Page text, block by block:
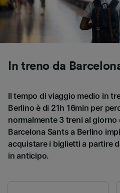
In treno da
Il tempo di viaggio medio in
Berlino è di 21h 16min per
normalmente 3 treni al giorno
Barcelona Sants a Berlino
acquistare i biglietti a partire
in anticipo.
Utilizzare dati di
Scansione attiva delle
dispositivo ai fini
Archiviare informazioni
personalizzati,
dei contenuti e degli
Elenco dei partner